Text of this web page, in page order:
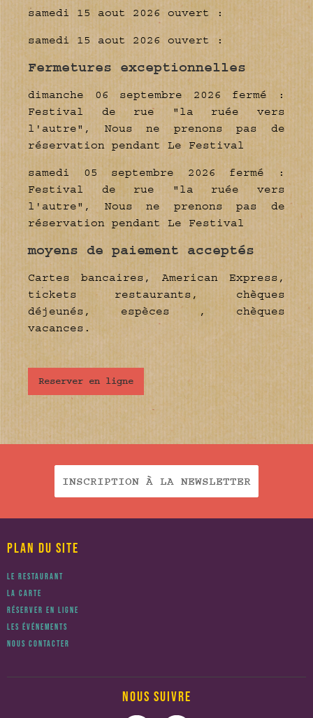
samedi 15 aout 2026 ouvert :
samedi 15 aout 2026 ouvert :
Fermetures exceptionnelles
dimanche 06 septembre 2026 fermé :
Festival de rue "la ruée vers
l'autre", Nous ne prenons pas de
réservation pendant Le Festival
samedi 05 septembre 2026 fermé :
Festival de rue "la ruée vers
l'autre", Nous ne prenons pas de
réservation pendant Le Festival
moyens de paiement acceptés
Cartes bancaires, American Express,
tickets restaurants, chèques
déjeunés, espèces , chèques
vacances.
Reserver en ligne
INSCRIPTION À LA NEWSLETTER
PLAN DU SITE
LE RESTAURANT
LA CARTE
RÉSERVER EN LIGNE
LES ÉVÉNEMENTS
NOUS CONTACTER
NOUS SUIVRE